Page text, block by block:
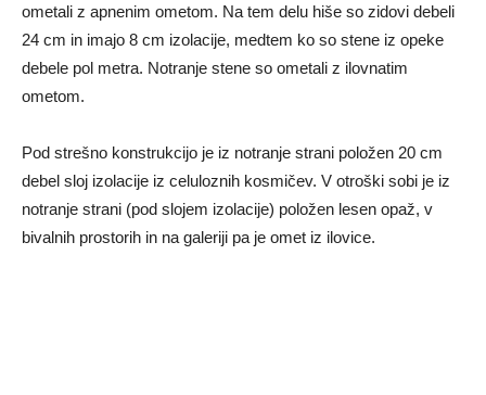
ometali z apnenim ometom. Na tem delu hiše so zidovi debeli
24 cm in imajo 8 cm izolacije, medtem ko so stene iz opeke
debele pol metra. Notranje stene so ometali z ilovnatim
ometom.
Pod strešno konstrukcijo je iz notranje strani položen 20 cm
debel sloj izolacije iz celuloznih kosmičev. V otroški sobi je iz
notranje strani (pod slojem izolacije) položen lesen opaž, v
bivalnih prostorih in na galeriji pa je omet iz ilovice.